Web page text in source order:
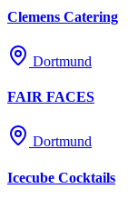
Clemens Catering
Dortmund
FAIR FACES
Dortmund
Icecube Cocktails